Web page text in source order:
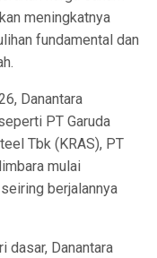
meningkatnya
fundamental dan
Danantara
PT Garuda
Tbk (KRAS), PT
mulai
berjalannya
dasar, Danantara